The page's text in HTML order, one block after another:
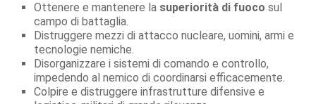
Ottenere e mantenere la superiorità di fuoco sul
campo di battaglia.
Distruggere mezzi di attacco nucleare, uomini, armi e
tecnologie nemiche.
Disorganizzare i sistemi di comando e controllo,
impedendo al nemico di coordinarsi efficacemente.
Colpire e distruggere infrastrutture difensive e